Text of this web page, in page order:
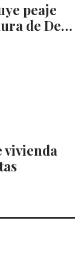
peaje
de De…
vivienda